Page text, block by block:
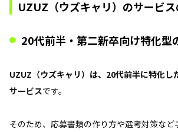
UZUZ（ウズキャリ）のサービ
20代前半・第二新卒向け特化型
UZUZ（ウズキャリ）は、20代前半に特化し
サービスです。
そのため、応募書類の作り方や選考対策など